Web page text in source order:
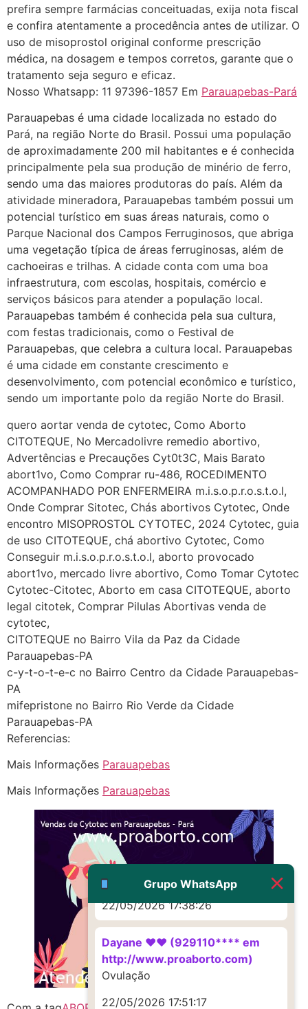
prefira sempre farmácias conceituadas, exija nota fiscal
e confira atentamente a procedência antes de utilizar. O
uso de misoprostol original conforme prescrição
médica, na dosagem e tempos corretos, garante que o
tratamento seja seguro e eficaz.
Nosso Whatsapp: 11 97396-1857 Em Parauapebas-Pará
Parauapebas é uma cidade localizada no estado do
Pará, na região Norte do Brasil. Possui uma população
de aproximadamente 200 mil habitantes e é conhecida
principalmente pela sua produção de minério de ferro,
sendo uma das maiores produtoras do país. Além da
atividade mineradora, Parauapebas também possui um
potencial turístico em suas áreas naturais, como o
Parque Nacional dos Campos Ferruginosos, que abriga
uma vegetação típica de áreas ferruginosas, além de
cachoeiras e trilhas. A cidade conta com uma boa
infraestrutura, com escolas, hospitais, comércio e
serviços básicos para atender a população local.
Parauapebas também é conhecida pela sua cultura,
com festas tradicionais, como o Festival de
Parauapebas, que celebra a cultura local. Parauapebas
é uma cidade em constante crescimento e
desenvolvimento, com potencial econômico e turístico,
sendo um importante polo da região Norte do Brasil.
quero aortar venda de cytotec, Como Aborto
CITOTEQUE, No Mercadolivre remedio abortivo,
Advertências e Precauções Cyt0t3C, Mais Barato
abort1vo, Como Comprar ru-486, ROCEDIMENTO
ACOMPANHADO POR ENFERMEIRA m.i.s.o.p.r.o.s.t.o.l,
Onde Comprar Sitotec, Chás abortivos Cytotec, Onde
encontro MISOPROSTOL CYTOTEC, 2024 Cytotec, guia
de uso CITOTEQUE, chá abortivo Cytotec, Como
Conseguir m.i.s.o.p.r.o.s.t.o.l, aborto provocado
abort1vo, mercado livre abortivo, Como Tomar Cytotec
Cytotec-Citotec, Aborto em casa CITOTEQUE, aborto
legal citotek, Comprar Pilulas Abortivas venda de
cytotec,
CITOTEQUE no Bairro Vila da Paz da Cidade
Parauapebas-PA
c-y-t-o-t-e-c no Bairro Centro da Cidade Parauapebas-
PA
mifepristone no Bairro Rio Verde da Cidade
Parauapebas-PA
Referencias:
Mais Informações Parauapebas
Mais Informações Parauapebas
Grupo WhatsApp
... (1998989**** em
http://www.proaborto.com)
"só de ter dúvida já é uma
resposta" muito isso, disse tudo
22/05/2026 16:35:20
Helly
(1999997****
em http://www.proaborto.com)
Eu estou preparada em varias
áreas mas psicologicamente p ter
sozinha nao estou
22/05/2026 17:09:20
Helly
(1999997****
em http://www.proaborto.com)
Entao q seja
22/05/2026 17:09:25
G (1199866**** em
http://www.proaborto.com)
quem já tomou os remédio se
depois que para de menstruar
começa a sair um líquido
transparente, se é normal ?
22/05/2026 17:10:05
(879121**** em
http://www.proaborto.com)
Deve ser normal
22/05/2026 17:19:15
(879121**** em
Eu acho, não sei
Deve ser um corrimento normal
22/05/2026 17:19:47
G (1199866**** em
http://www.proaborto.com)
Muito obrigadaaaaa
22/05/2026 17:38:26
Dayane ♥️♥️ (929110**** em
http://www.proaborto.com)
Ovulação
22/05/2026 17:51:17